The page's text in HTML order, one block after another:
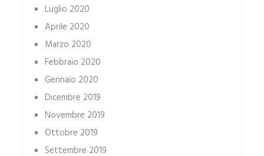
Luglio 2020
Aprile 2020
Marzo 2020
Febbraio 2020
Gennaio 2020
Dicembre 2019
Novembre 2019
Ottobre 2019
Settembre 2019